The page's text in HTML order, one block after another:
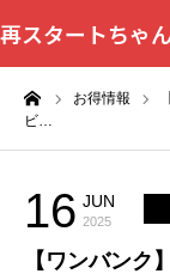
再スタートちゃ
お得情報
ビ…
16 JUN
2025
【ワンバンク
HOME